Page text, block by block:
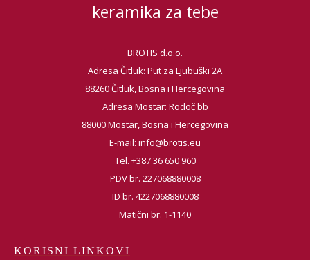
keramika za tebe
BROTIS d.o.o.
Adresa Čitluk: Put za Ljubuški 2A
88260 Čitluk, Bosna i Hercegovina
Adresa Mostar: Rodoč bb
88000 Mostar, Bosna i Hercegovina
E-mail: info@brotis.eu
Tel. +387 36 650 960
PDV br. 227068880008
ID br. 4227068880008
Matični br. 1-1140
KORISNI LINKOVI